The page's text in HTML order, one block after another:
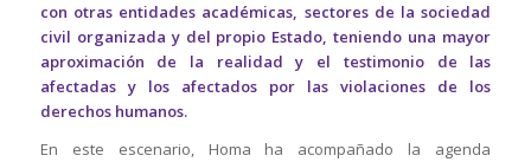
con otras entidades académicas, sectores de la sociedad
civil organizada y del propio Estado, teniendo una mayor
aproximación de la realidad y el testimonio de las
afectadas y los afectados por las violaciones de los
derechos humanos.
En este escenario, Homa ha acompañado la agenda